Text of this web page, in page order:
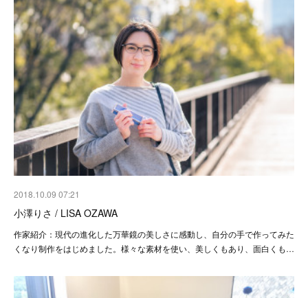
2018.10.09 07:21
小澤りさ / LISA OZAWA
作家紹介：現代の進化した万華鏡の美しさに感動し、自分の手で作ってみた
くなり制作をはじめました。様々な素材を使い、美しくもあり、面白くも…